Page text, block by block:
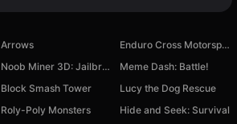
Arrows
Enduro Cross Motorsport
Noob Miner 3D: Jailbreak
Meme Dash: Battle!
Block Smash Tower
Lucy the Dog Rescue
Roly-Poly Monsters
Hide and Seek: Survival